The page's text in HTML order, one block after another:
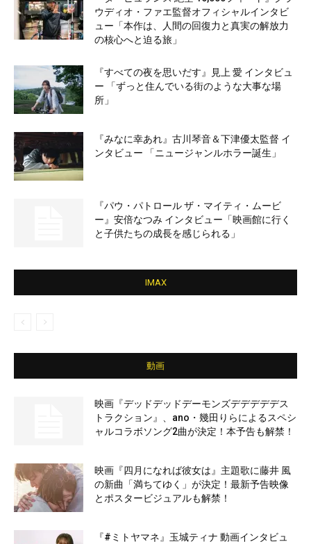
ウディオ・ファエ監督オフィシャルインタビ
ュー「本作は、人間の回復力と真実の解放力
の核心へと迫る旅」
『すべての夜を思いだす』見上 愛 インタビュ
ー 「ずっと住んでいる街のような大事な場
所」
『みなに幸あれ』古川琴音＆下津優太監督 イ
ンタビュー 「ニュージャンルホラー誕生」
『パウ・パトロール ザ・マイティ・ムービ
ー』安倍なつみ インタビュー「映画館に行く
と子供たちの成長を感じられる」
IMAX
動画
映画『デッドデッドデーモンズデデデデデス
トラクション』、ano・幾田りらによるスペシ
ャルコラボソング2曲が決定！本予告も解禁！
映画『四月になれば彼女は』主題歌に藤井 風
の新曲「満ちてゆく」が決定！最新予告映像
とポスタービジュアルも解禁！
『#ミトヤマネ』玉城ティナ 動画インタビュ